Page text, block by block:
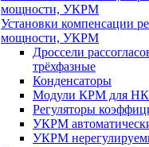
мощности, УКРМ
Установки компенсации
мощности, УКРМ
Дроссели
трёхфазные
Конденсаторы
Модули КРМ для
Регуляторы
УКРМ
УКРМ